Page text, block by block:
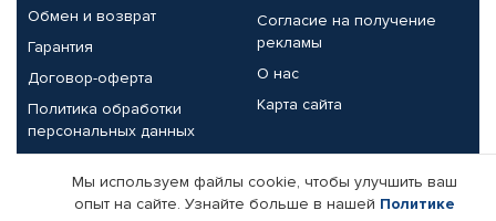
Обмен и возврат
Гарантия
Договор-оферта
Политика обработки
персональных данных
Согласие на получение
рекламы
О нас
Карта сайта
Партнерам
Мы используем файлы cookie, чтобы улучшить ваш
опыт на сайте. Узнайте больше в нашей Политике